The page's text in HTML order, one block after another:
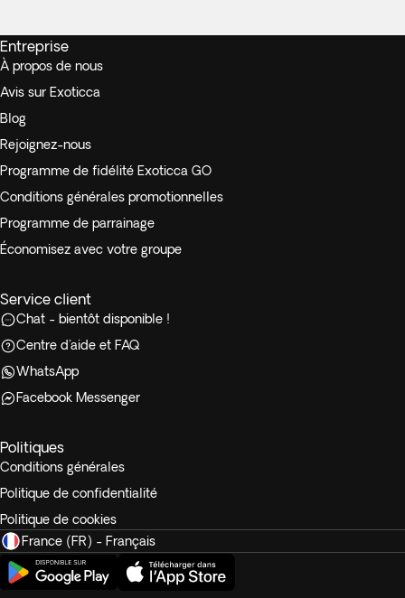
Entreprise
À propos de nous
Avis sur Exoticca
Blog
Rejoignez-nous
Programme de fidélité Exoticca GO
Conditions générales promotionnelles
Programme de parrainage
Économisez avec votre groupe
Service client
Chat - bientôt disponible !
Centre d'aide et FAQ
WhatsApp
Facebook Messenger
Politiques
Conditions générales
Politique de confidentialité
Politique de cookies
France (FR) - Français